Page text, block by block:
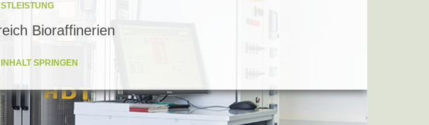
Bioraffinerien
SPRINGEN